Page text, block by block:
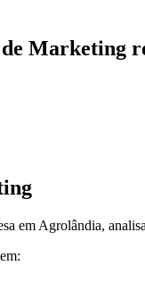
Marketing
em Agrolândia,